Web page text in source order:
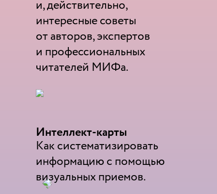
Интеллект-карты
и, действительно,
интересные советы
от авторов, экспертов
и профессиональных
читателей МИФа.
Как систематизировать
информацию с помощью
визуальных приемов.